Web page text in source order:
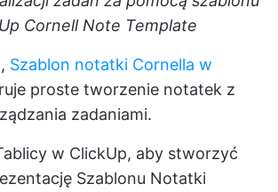
Cornell Note Template
Szablon notatki Cornella w
proste tworzenie notatek z
zadaniami.
w ClickUp, aby stworzyć
Szablonu Notatki